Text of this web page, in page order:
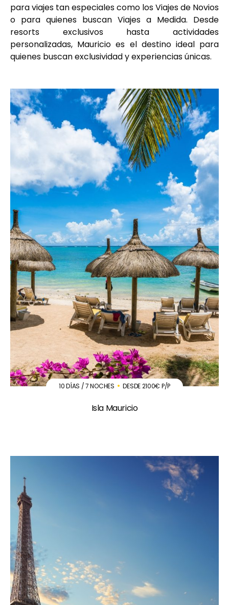
para viajes tan especiales como los Viajes de Novios
o para quienes buscan Viajes a Medida. Desde
resorts exclusivos hasta actividades
personalizadas, Mauricio es el destino ideal para
quienes buscan exclusividad y experiencias únicas.
10 DÍAS / 7 NOCHES DESDE 2100€ P/P
Isla Mauricio